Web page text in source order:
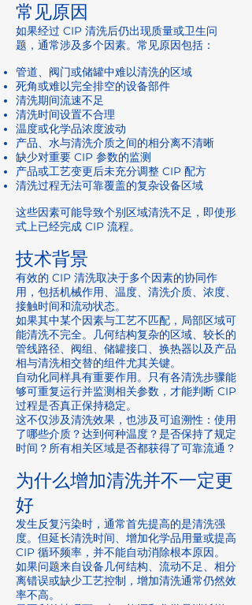
常见原因
如果经过 CIP 清洗后仍出现质量或卫生问
题，通常涉及多个因素。常见原因包括：
管道、阀门或储罐中难以清洗的区域
死角或难以完全排空的设备部件
清洗期间流速不足
清洗时间设置不合理
温度或化学品浓度波动
产品、水与清洗介质之间的相分离不清晰
缺少对重要 CIP 参数的监测
产品或工艺变更后未充分调整 CIP 配方
清洗过程无法可靠覆盖的复杂设备区域
这些因素可能导致个别区域清洗不足，即使形
式上已经完成 CIP 流程。
技术背景
有效的 CIP 清洗取决于多个因素的协同作
用，包括机械作用、温度、清洗介质、浓度、
接触时间和流动状态。
如果其中某个因素与工艺不匹配，局部区域可
能清洗不完全。几何结构复杂的区域、较长的
管线路径、阀组、储罐接口、换热器以及产品
相与清洗相交替的组件尤其关键。
自动化同样具有重要作用。只有各清洗步骤能
够可重复运行并监测相关参数，才能判断 CIP
过程是否真正保持稳定。
这不仅涉及清洗效果，也涉及可追溯性：使用
了哪些介质？达到何种温度？是否保持了规定
时间？所有相关区域是否都获得了可靠流通？
为什么增加清洗并不一定更
好
发生反复污染时，通常首先提高的是清洗强
度。但延长清洗时间、增加化学品用量或提高
CIP 循环频率，并不能自动消除根本原因。
如果问题来自设备几何结构、流动不足、相分
离错误或缺少工艺控制，增加清洗通常仍然效
率不高。